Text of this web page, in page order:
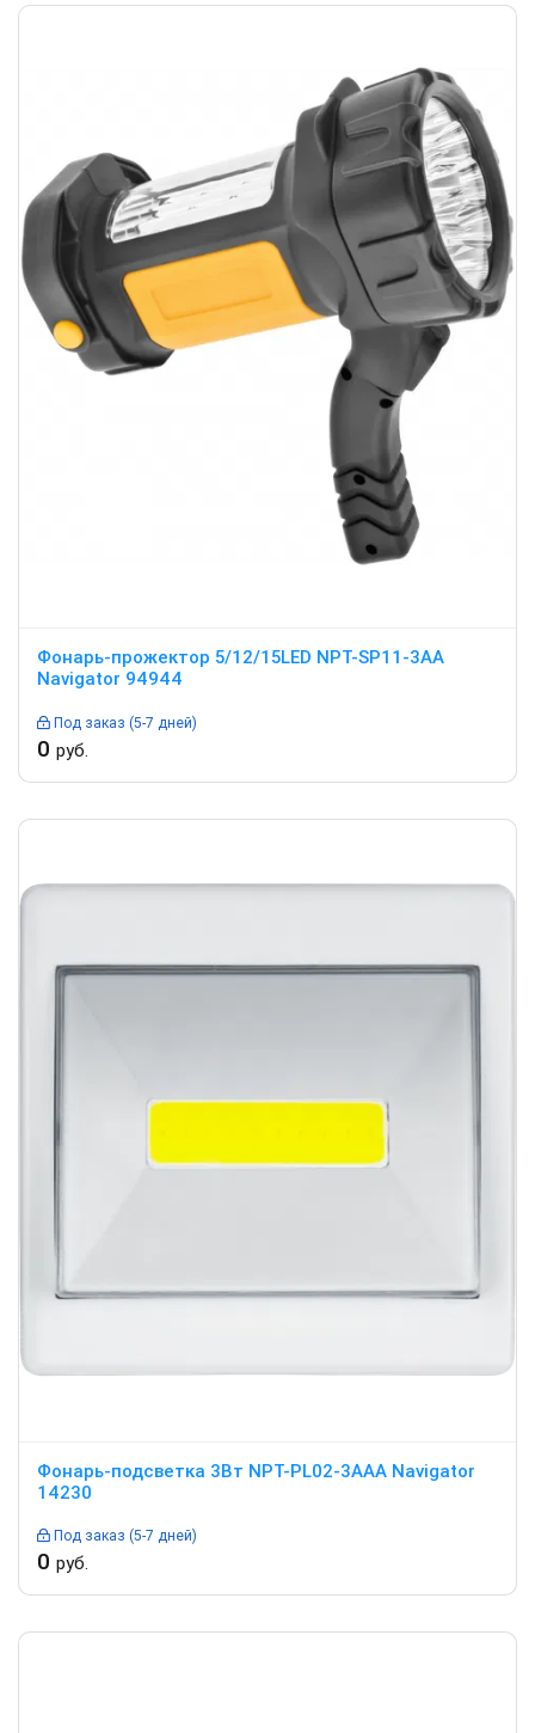
Фонарь-прожектор 5/12/15LED NPT-SP11-3AA
Navigator 94944
Под заказ (5-7 дней)
0 руб.
Фонарь-подсветка 3Вт NPT-PL02-3AAA Navigator
14230
Под заказ (5-7 дней)
0 руб.